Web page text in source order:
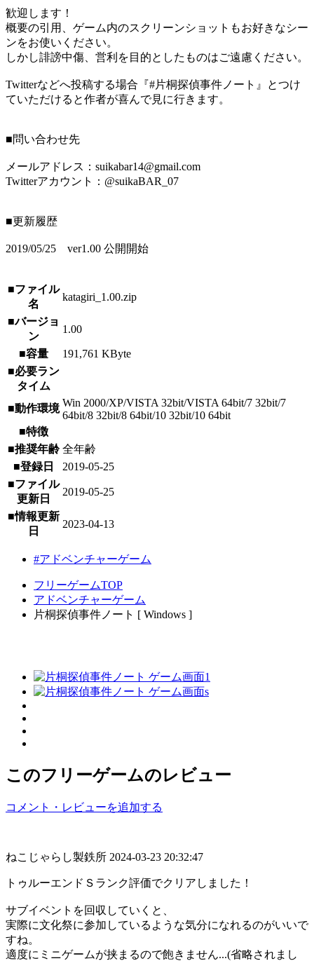
歓迎します！
概要の引用、ゲーム内のスクリーンショットもお好きなシー
ンをお使いください。
しかし誹謗中傷、営利を目的としたものはご遠慮ください。
Twitterなどへ投稿する場合『#片桐探偵事件ノート』とつけ
ていただけると作者が喜んで見に行きます。
■問い合わせ先
メールアドレス：suikabar14@gmail.com
Twitterアカウント：@suikaBAR_07
■更新履歴
2019/05/25 ver1.00 公開開始
■ファイル
名
katagiri_1.00.zip
■バージョ
ン
1.00
■容量
191,761 KByte
■必要ラン
タイム
■動作環境 Win 2000/XP/VISTA 32bit/VISTA 64bit/7 32bit/7
64bit/8 32bit/8 64bit/10 32bit/10 64bit
■特徴
■推奨年齢 全年齢
■登録日
2019-05-25
■ファイル
更新日
2019-05-25
■情報更新
日
2023-04-13
#アドベンチャーゲーム
フリーゲームTOP
アドベンチャーゲーム
片桐探偵事件ノート [ Windows ]
このフリーゲームのレビュー
コメント・レビューを追加する
ねこじゃらし製鉄所 2024-03-23 20:32:47
トゥルーエンドＳランク評価でクリアしました！
サブイベントを回収していくと、
実際に文化祭に参加しているような気分になれるのがいいで
すね。
適度にミニゲームが挟まるので飽きません...(省略されまし